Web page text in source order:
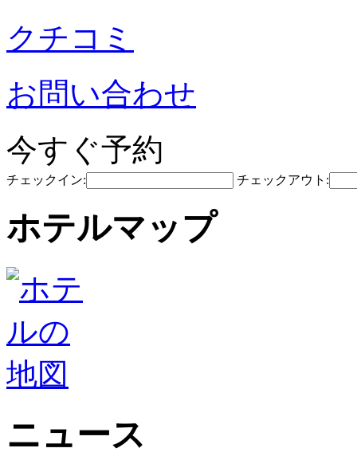
クチコミ
お問い合わせ
今すぐ予約
チェックイン: チェックアウト:
ホテルマップ
ニュース